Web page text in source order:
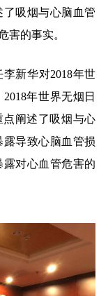
吸烟与心脑血管
害的事实。
李新华对2018年世
2018年世界无烟日
点阐述了吸烟与心
导致心脑血管损
对心血管危害的